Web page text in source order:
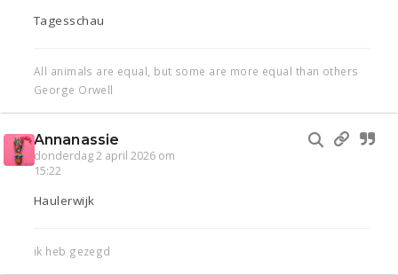
Tagesschau
All animals are equal, but some are more equal than others
George Orwell
Annanassie
donderdag 2 april 2026 om
15:22
Haulerwijk
ik heb gezegd